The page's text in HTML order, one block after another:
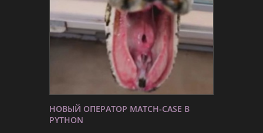
НОВЫЙ ОПЕРАТОР MATCH-CASE В
PYTHON